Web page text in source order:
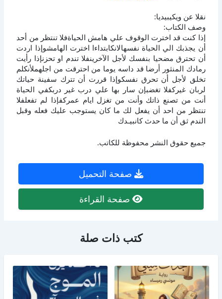
نقلا عن ويكيبيديا:
وصف الكتاب:
إذا كنت قد اخترت الوقوف علي هامش الحياةفلا تنتظر من أحد
أن يجذبك الي الحياة نفسهالانكابتداءا اخترت الهامشوإذا اردت
أن تحترق مضحيا بنفسك لأجل الآخرينفلا تندم او تحزنإذا رأيت
رمادك المنثور أرضا قد داسه يوما من احترقت من اجلهملأنكلم
تخلق لأجل أن تحرق نفسكوإذا قررت أن تترك سفينة حياتك
لربان غيركفلا تغضبإن سار بها علي درب غير دربكفي الحياة
أنت من تصنع ذاتك وأنت من تغزل ايام عمركفإذا لم تفعلفلا
تنتظر من احد أن يفعل لك ما كان يستوجب عليك فعله وقبل
الندم ثق أن ما حدث كانبيـدك
جميع حقوق النشر محفوظة للكاتب.
صفحة التحميل
صفحة القراءة
كتب ذات صلة